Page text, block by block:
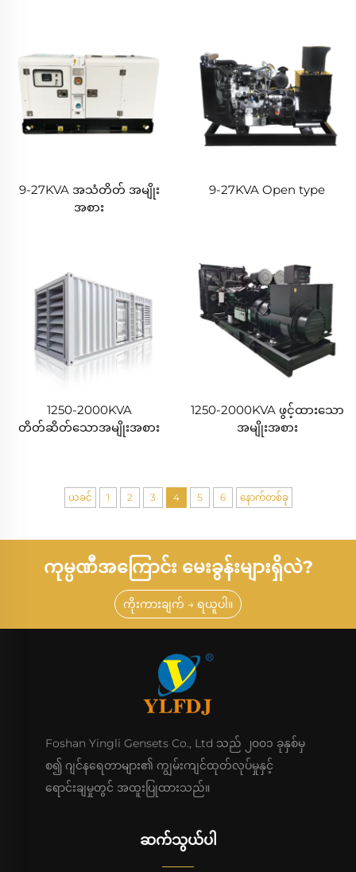
9-27KVA အသံတိတ် အမျိုး
အစား
9-27KVA Open type
1250-2000KVA
တိတ်ဆိတ်သောအမျိုးအစား
1250-2000KVA ဖွင့်ထားသော
အမျိုးအစား
ယခင် 1 2 3 4 5 6 နောက်တစ်ခု
ကုမ္ပဏီအကြောင်း မေးခွန်းများရှိလဲ?
ကိုးကားချက် → ရယူပါ။
Foshan Yingli Gensets Co., Ltd သည် ၂၀၀၁ ခုနှစ်မှ
စ၍ ဂျင်နရေတာများ၏ ကျွမ်းကျင်ထုတ်လုပ်မှုနှင့်
ရောင်းချမှုတွင် အထူးပြုထားသည်။
ဆက်သွယ်ပါ